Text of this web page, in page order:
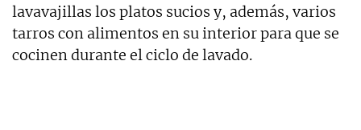
lavavajillas los platos sucios y, además, varios
tarros con alimentos en su interior para que se
cocinen durante el ciclo de lavado.